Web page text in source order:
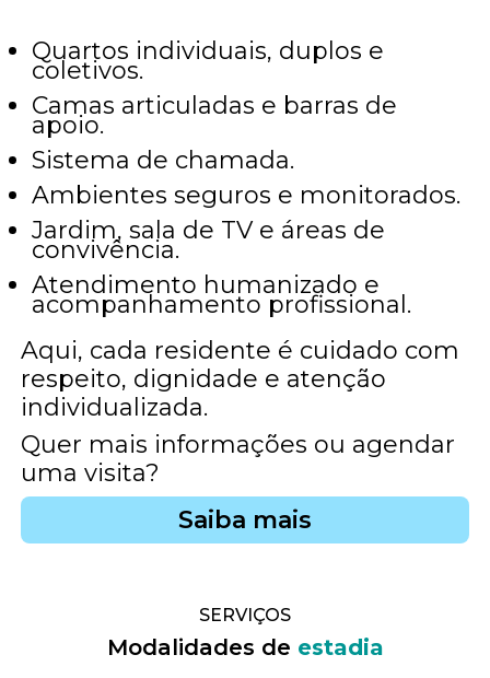
Quartos individuais, duplos e
coletivos.
Camas articuladas e barras de
apoio.
Sistema de chamada.
Ambientes seguros e monitorados.
Jardim, sala de TV e áreas de
convivência.
Atendimento humanizado e
acompanhamento profissional.
Aqui, cada residente é cuidado com
respeito, dignidade e atenção
individualizada.
Quer mais informações ou agendar
uma visita?
Saiba mais
SERVIÇOS
Modalidades de estadia